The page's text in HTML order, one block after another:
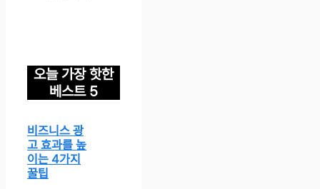
오늘 가장 핫한
베스트 5
비즈니스 광
고 효과를 높
이는 4가지
꿀팁